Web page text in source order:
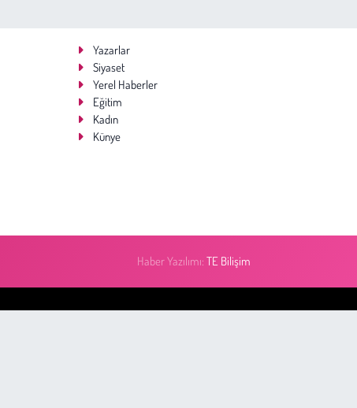
Yazarlar
Siyaset
Yerel Haberler
Eğitim
Kadın
Künye
Haber Yazılımı:TE Bilişim